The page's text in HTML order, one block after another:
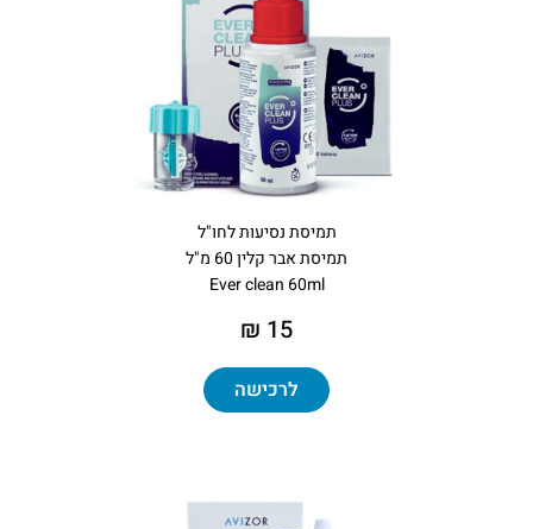
תמיסת נסיעות לחו"ל
תמיסת אבר קלין 60 מ"ל
Ever clean 60ml
15 ₪
לרכישה